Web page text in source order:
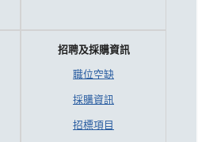
招聘及採購資訊
職位空缺
採購資訊
招標項目